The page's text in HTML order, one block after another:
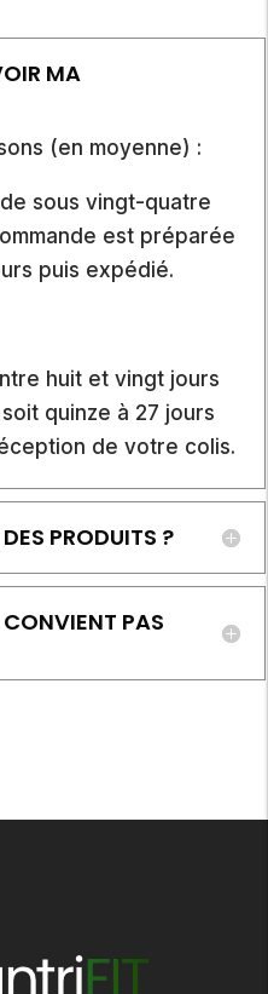
MA
(en moyenne) :
sous vingt-quatre
est préparée
puis expédié.
huit et vingt jours
quinze à 27 jours
de votre colis.
PRODUITS ?
CONVIENT PAS